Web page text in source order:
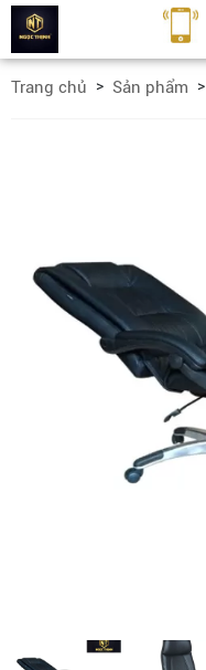
Trang chủ Sản phẩm